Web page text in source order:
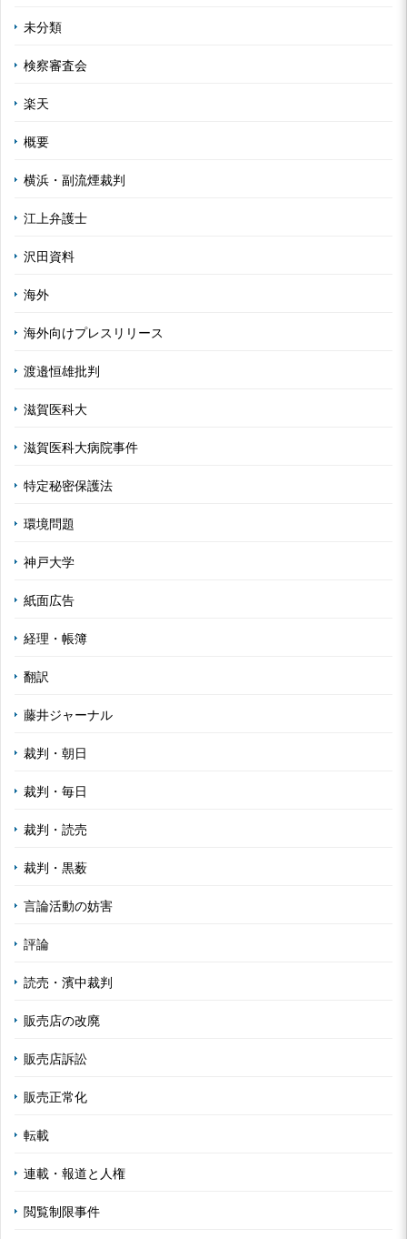
未分類
検察審査会
楽天
概要
横浜・副流煙裁判
江上弁護士
沢田資料
海外
海外向けプレスリリース
渡邉恒雄批判
滋賀医科大
滋賀医科大病院事件
特定秘密保護法
環境問題
神戸大学
紙面広告
経理・帳簿
翻訳
藤井ジャーナル
裁判・朝日
裁判・毎日
裁判・読売
裁判・黒薮
言論活動の妨害
評論
読売・濱中裁判
販売店の改廃
販売店訴訟
販売正常化
転載
連載・報道と人権
閲覧制限事件